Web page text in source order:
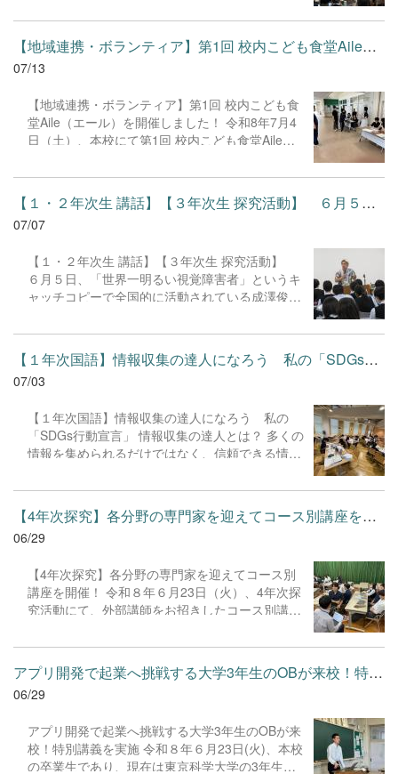
よりも複雑な動きのプログラミングに挑戦。シミ
ュレーター上の計算と実機の挙動とのギャップに
試行錯誤を重ねながらも、自分たちのプログラム
で実物が思い通りに動く楽しさに、生徒たちは目
ル派遣経験のある講師をお招きしました。「そも
そもJICAってどんな仕事をするの？」「現地での
生活や課題は？」といった、未知の世界の体験談
に生徒たちは圧倒されっぱなし。これまで考えた
な視野を養う刺激的な時間となりました。 サイ
エンス・テクノロジーコースでは、東京学芸大学
の小林晋平教授と学生の皆さんのサポートのも
た。早いもので、この実験講座も次回が最終回！
プロのアドバイスを受けながら、どの班も集中力
を高め、熱気あふれる雰囲気で実験を進めていま
した。
【地域連携・ボランティア】第1回 校内こども食堂Aile（エール）...
07/13
【地域連携・ボランティア】第1回 校内こども食
堂Aile（エール）を開催しました！ 令和8年7月4
日（土）、本校にて第1回 校内こども食堂Aileを
ランティアの募集からイベントの企画・運営、さ
らには提供する食事メニューの考案にいたるま
で、すべて生徒たちが主体となって準備を進めて
まいりました。当日は梅雨の時期にもかかわら
笑顔のあふれる温かい時間となりました。ご来校
いただいた皆様、誠にありがとうございました。
また、地域のパン屋さん「ブージーベーカー
パンをご寄付いただきました。いただいたパン
は、来校された皆様やボランティアとして参加し
た生徒たちで、美味しくいただきました。この場
を借りて深く感謝申し上げます。 今後も生徒たち
場をつくってまいります。引き続き「こども食堂
Aile」への温かいご支援をよろしくお願いいたし
ます。
【１・２年次生 講話】【３年次生 探究活動】 ６月５日、「世界...
07/07
【１・２年次生 講話】【３年次生 探究活動】
６月５日、「世界一明るい視覚障害者」というキ
ャッチコピーで全国的に活動されている成澤俊輔
した講演会を開催しました。成澤さんならではの
独自の視点で物事を捉えなおすお話は、私たちが
普段当たり前だと思っている常識を心地よく覆す
ような発見がたくさんあり、生徒たちは終始身を
た。 また、お昼休みには３年次生が成澤さんと
一緒に過ごす貴重な時間をいただきました。和気
あいあいと会話を楽しんだり、探究活動のヒント
ました。今回学んだ「物事を捉え直す面白さ」
「前向きなエネルギー」を、これからの学校生活
にぜひ生かしていってほしいと思います。
【１年次国語】情報収集の達人になろう 私の「SDGs行動宣言」 ...
07/03
【１年次国語】情報収集の達人になろう 私の
「SDGs行動宣言」 情報収集の達人とは？ 多くの
情報を集められるだけではなく、信頼できる情報
人！ 本校の図書館は、先生のおすすめの本や七夕
の短冊を展示しており、つい何度も訪れたくなり
ます。 そんな図書館で、１年次生は著作権や引用
の仕方を学び、文献から情報を収集しました。事
れからそれぞれの「SDGs行動宣言」をまとめて
いきます。
【4年次探究】各分野の専門家を迎えてコース別講座を開催！ 令和...
06/29
【4年次探究】各分野の専門家を迎えてコース別
講座を開催！ 令和８年６月23日（火）、4年次探
究活動にて、外部講師をお招きしたコース別講座
コースでは、日本政策金融公庫（6名）や古河市
産業戦略課（2名）の講師陣とビジネスプランの
壁打ちを行いました。ターゲットやニーズを鋭く
指摘され、生徒たちはアイデアをより深く掘り下
ノロジーコースでは、株式会社followのエンジニ
ア2名の指導のもと、ドローンのプログラミング
制御に挑戦。シミュレーターとは異なる「慣性の
アプリ開発で起業へ挑戦する大学3年生のOBが来校！特別講義を実施...
06/29
アプリ開発で起業へ挑戦する大学3年生のOBが来
校！特別講義を実施 令和８年６月23日(火)、本校
の卒業生であり、現在は東京科学大学の3年生と